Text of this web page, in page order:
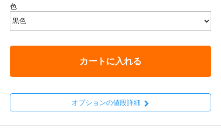
色
カートに入れる
オプションの値段詳細